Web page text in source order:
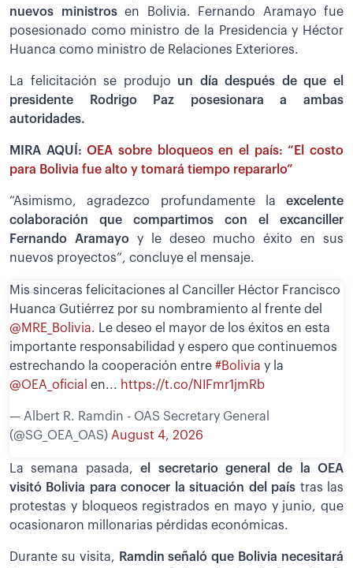
nuevos ministrosen Bolivia. Fernando Aramayo fue
posesionado como ministro de la Presidencia y Héctor
Huanca como ministro de Relaciones Exteriores.
La felicitación se produjo un día después de que el
presidente Rodrigo Paz posesionara a ambas
autoridades.
MIRA AQUÍ:OEA sobre bloqueos en el país: “El costo
para Bolivia fue alto y tomará tiempo repararlo”
“Asimismo, agradezco profundamente la excelente
colaboración que compartimos con el excanciller
Fernando Aramayoy le deseo mucho éxito en sus
nuevos proyectos”, concluye el mensaje.
Mis sinceras felicitaciones al Canciller Héctor Francisco
Huanca Gutiérrez por su nombramiento al frente del
@MRE_Bolivia. Le deseo el mayor de los éxitos en esta
importante responsabilidad y espero que continuemos
estrechando la cooperación entre #Bolivia y la
@OEA_oficial en... https://t.co/NIFmr1jmRb
— Albert R. Ramdin - OAS Secretary General
(@SG_OEA_OAS) August 4, 2026
La semana pasada, el secretario general de la OEA
visitó Bolivia para conocer la situación del país tras las
protestas y bloqueos registrados en mayo y junio, que
ocasionaron millonarias pérdidas económicas.
Durante su visita, Ramdin señaló que Bolivia necesitará